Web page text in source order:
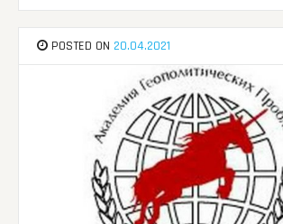
POSTED ON 20.04.2021